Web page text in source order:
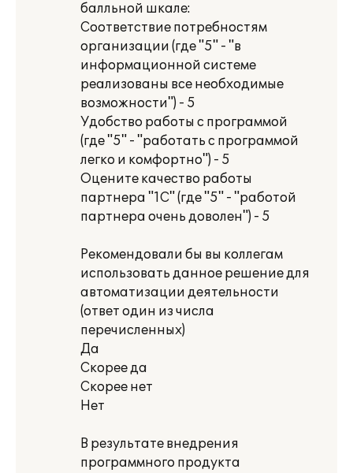
балльной шкале:
Соответствие потребностям
организации (где "5" - "в
информационной системе
реализованы все необходимые
возможности") - 5
Удобство работы с программой
(где "5" - "работать с программой
легко и комфортно") - 5
Оцените качество работы
партнера "1С" (где "5" - "работой
партнера очень доволен") - 5
Рекомендовали бы вы коллегам
использовать данное решение для
автоматизации деятельности
(ответ один из числа
перечисленных)
Да
Скорее да
Скорее нет
Нет
В результате внедрения
программного продукта